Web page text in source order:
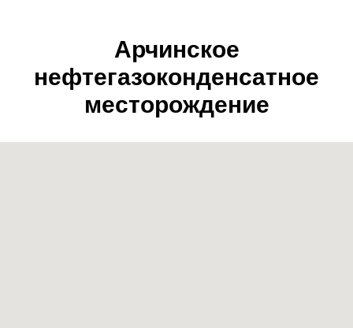
Арчинское
нефтегазоконденсатное
месторождение